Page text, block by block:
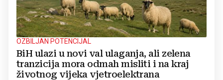
OZBILJAN POTENCIJAL
BiH ulazi u novi val ulaganja, ali zelena
tranzicija mora odmah misliti i na kraj
životnog vijeka vjetroelektrana